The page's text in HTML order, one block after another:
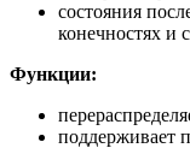
состояния
конечностях и
Функции:
поддерживает